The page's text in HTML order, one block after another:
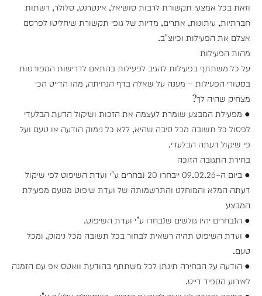
וזאת בכל אמצעי תקשורת לרבות סושיאל, אינטרנט, סלולר, רשתות
חברתיות, עיתונות, אתרים, מדיות של גופי תקשורת שיחליטו לפרסם
אצלם את הפעילות וכיוצ"ב.
מהות הפעילות
על כל משתתף בפעילות להגיב לפעילות בהתאם לדרישות המפורטות
בסטורי הפעילות – מענה על שאלה בדף הנחיתה, מהו הדייט הכי
מצחיק שהיה לך?
● מפעילת המבצע שומרת לעצמה את הזכות ושיקול הדעת הבלעדי
לפסול כל תשובה מכל סיבה שהיא, ללא כל נימוק הודעה או טעם ועל
פי שיקול דעתה הבלעדי.
בחירת התגובה הזוכה
● ביום ה-09.02.26 ייבחרו 20 נבחרים ע"י ועדת השיפוט לפי שיקול
דעתה המלא והמוחלט והתרשמותה של ועדת שיפוט מטעם מפעילת
המבצע
● הנבחרים יהיו גולשים שנבחרו ע"י ועדת השיפוט.
● ועדת השיפוט תהיה רשאית לבחור בכל תשובה מכל נימוק, ומכל
טעם.
● הודעה על הבחירה תינתן לכל משתתף בהודעת וואטס אפ עם הזמנה
לאירוע הספיד דייט.